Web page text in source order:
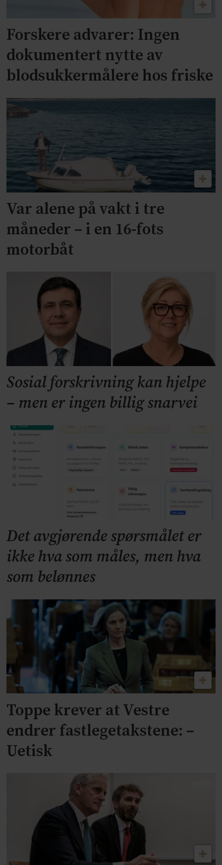
Forskere advarer: Ingen
dokumentert nytte av
blodsukkermålere hos friske
Var alene på vakt i tre
måneder – i en 16-fots
motorbåt
Sosial forskrivning kan hjelpe
– men er ingen billig snarvei
Det avgjørende spørsmålet er
ikke hva som måles, men hva
som belønnes
Toppe krever at Vestre
endrer fastlegetakstene: –
Uetisk